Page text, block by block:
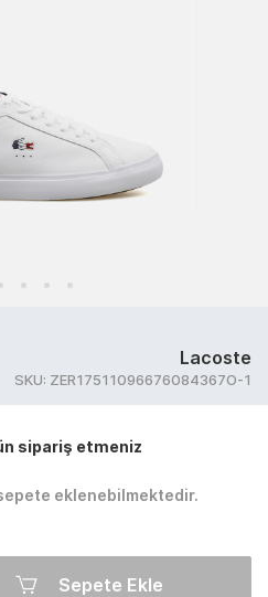
Lacoste
SKU: ZER17511096676084367O-1
sipariş etmeniz
eklenebilmektedir.
Sepete Ekle